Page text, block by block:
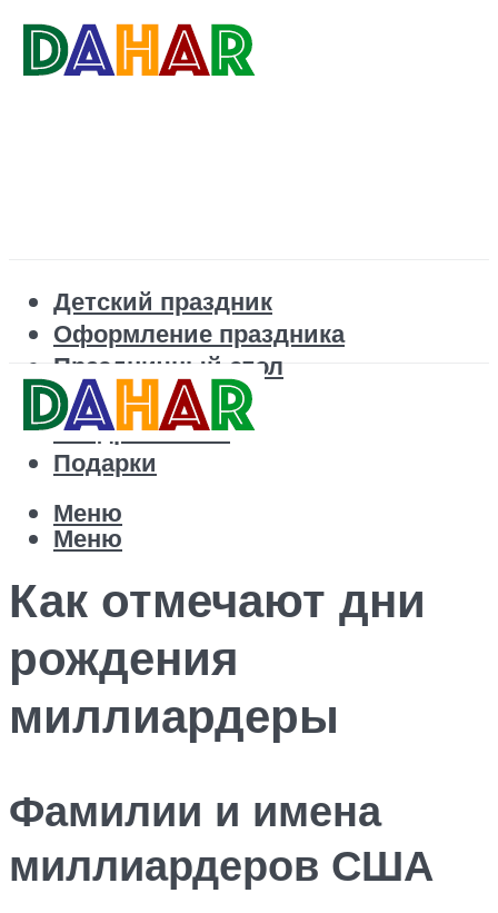
Детский праздник
Оформление праздника
Праздничный стол
Корпоратив
Поздравления
Подарки
Меню
Меню
Как отмечают дни
рождения
миллиардеры
Фамилии и имена
миллиардеров США